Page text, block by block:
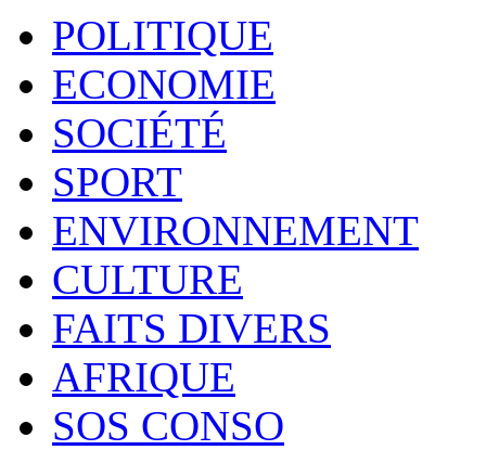
POLITIQUE
ECONOMIE
SOCIÉTÉ
SPORT
ENVIRONNEMENT
CULTURE
FAITS DIVERS
AFRIQUE
SOS CONSO